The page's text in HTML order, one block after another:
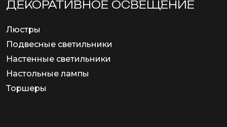
ДЕКОРАТИВНОЕ ОСВЕЩЕНИЕ
Люстры
Подвесные светильники
Настенные светильники
Настольные лампы
Торшеры